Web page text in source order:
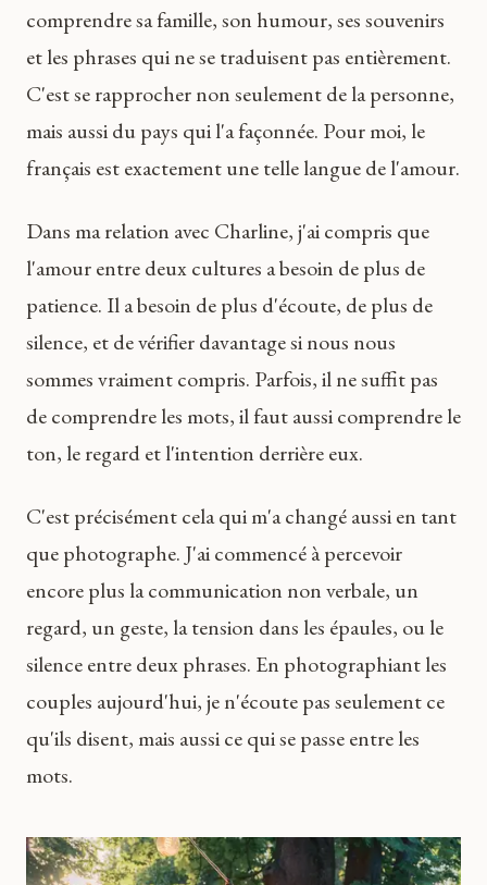
comprendre sa famille, son humour, ses souvenirs
et les phrases qui ne se traduisent pas entièrement.
C'est se rapprocher non seulement de la personne,
mais aussi du pays qui l'a façonnée. Pour moi, le
français est exactement une telle langue de l'amour.
Dans ma relation avec Charline, j'ai compris que
l'amour entre deux cultures a besoin de plus de
patience. Il a besoin de plus d'écoute, de plus de
silence, et de vérifier davantage si nous nous
sommes vraiment compris. Parfois, il ne suffit pas
de comprendre les mots, il faut aussi comprendre le
ton, le regard et l'intention derrière eux.
C'est précisément cela qui m'a changé aussi en tant
que photographe. J'ai commencé à percevoir
encore plus la communication non verbale, un
regard, un geste, la tension dans les épaules, ou le
silence entre deux phrases. En photographiant les
couples aujourd'hui, je n'écoute pas seulement ce
qu'ils disent, mais aussi ce qui se passe entre les
mots.